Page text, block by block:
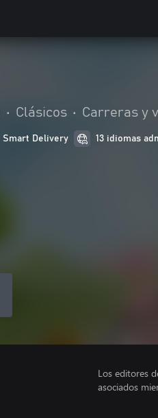
• Clásicos • Carreras y
Smart Delivery 13 idiomas
Los editores
asociados